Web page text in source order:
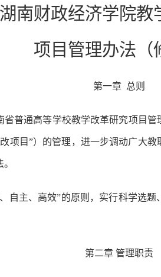
湖南财政经济学院教
项目管理办法（
第一章 总则
普通高等学校教学改革研究项目
项目”）的管理，进一步调动广大
自主、高效”的原则，实行科学选
第二章 管理职责